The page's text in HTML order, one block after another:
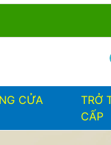
tìm kiếm
CỬA
TRỞ
CẤP